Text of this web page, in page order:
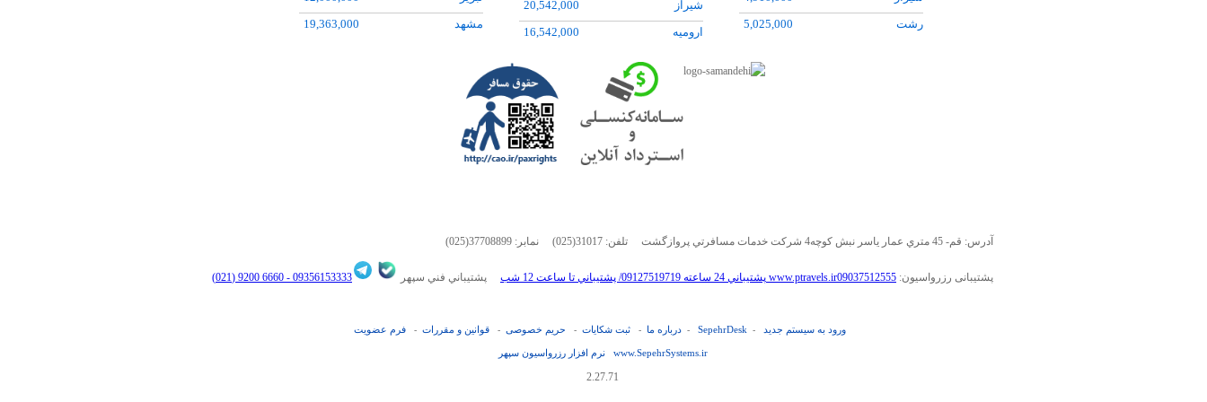
بندرعباس
12,229,000
42,000,000
يزد
7,865,000
رشت
5,025,000
5,534,000
شيراز
20,542,000
اروميه
16,542,000
25,073,000
مشهد
19,363,000
آدرس: قم- 45 متري عمار ياسر نبش کوچه4 شرکت خدمات مسافرتي پروازگشت تلفن: (025)31017 نمابر: (025)37708899
پشتیبانی رزرواسیون: پشتيباني 24 ساعته 09127519719/ پشتيباني تا ساعت 12 شب www.ptravels.ir09037512555 پشتيباني فني سپهر 09356153333 -
6660 9200 (021)
درباره ما - ثبت شکایات - حریم خصوصی - قوانین و مقررات - فرم عضويت - SepehrDesk - ورود به سیستم جدید
نرم افزار رزرواسيون سپهر www.SepehrSystems.ir
2.27.71